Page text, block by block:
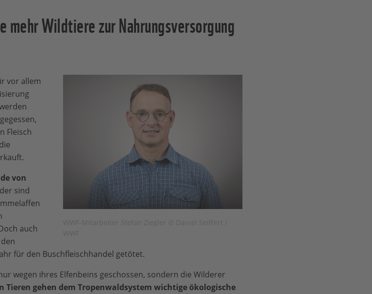
Wildtiere zur Nahrungsversorgung
vor allem
Fleisch
von
sind
auch
für den Buschfleischhandel getötet.
wegen ihres Elfenbeins geschossen, sondern die Wilderer
Tieren gehen dem Tropenwaldsystem wichtige ökologische